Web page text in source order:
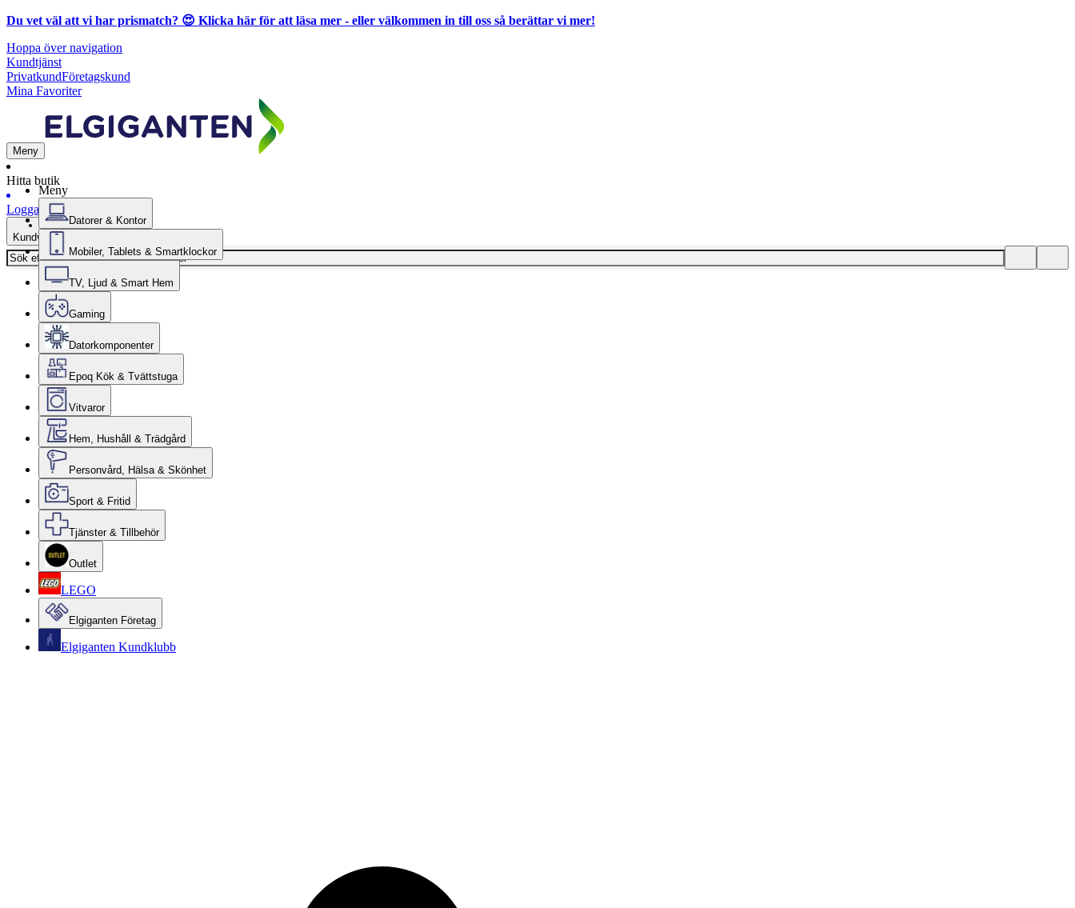
Du vet väl att vi har prismatch? 😍 Klicka här för att läsa mer - eller välkommen in till oss så berättar vi mer!
Hoppa över navigation
Kundtjänst
PrivatkundFöretagskund
Mina Favoriter
Meny
Hitta butik
Logga in
Kundvagn
Meny
Datorer & Kontor
Mobiler, Tablets & Smartklockor
TV, Ljud & Smart Hem
Gaming
Datorkomponenter
Epoq Kök & Tvättstuga
Vitvaror
Hem, Hushåll & Trädgård
Personvård, Hälsa & Skönhet
Sport & Fritid
Tjänster & Tillbehör
Outlet
LEGO
Elgiganten Företag
Elgiganten Kundklubb